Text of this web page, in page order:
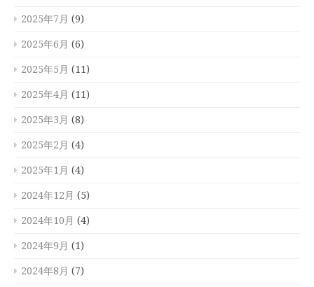
2025年7月 (9)
2025年6月 (6)
2025年5月 (11)
2025年4月 (11)
2025年3月 (8)
2025年2月 (4)
2025年1月 (4)
2024年12月 (5)
2024年10月 (4)
2024年9月 (1)
2024年8月 (7)